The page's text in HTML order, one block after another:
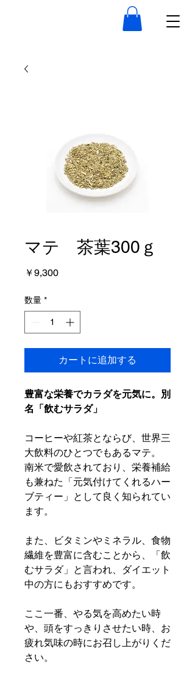
マテ 茶葉300ｇ
￥9,300価
数量 *
カートに追加する
豊富な栄養でカラダを元気に。別
名「飲むサラダ」
コーヒーや紅茶とならび、世界三
大飲料のひとつでもあるマテ。
南米で愛飲されており、栄養補給
も兼ねた「元気付けてくれるハー
ブティー」として良く知られてい
ます。
また、ビタミンやミネラル、食物
繊維を豊富に含むことから、「飲
むサラダ」と言われ、ダイエット
中の方にもおすすめです。
ここ一番、やる気を高めたい時
や、頭をすっきりさせたい時、お
疲れ気味の時にお召し上がりくだ
さい。